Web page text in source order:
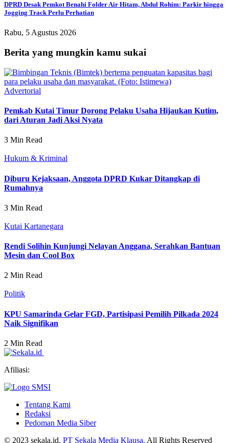
DPRD Desak Pemkot Benahi Folder Air Hitam, Abdul Rohim: Parkir hingga
Jogging Track Perlu Perhatian
Rabu, 5 Agustus 2026
Berita yang mungkin kamu sukai
Advertorial
Pemkab Kutai Timur Dorong Pelaku Usaha Hijaukan Kutim,
dari Aturan Jadi Aksi Nyata
3 Min Read
Hukum & Kriminal
Diburu Kejaksaan, Anggota DPRD Kukar Ditangkap di
Rumahnya
3 Min Read
Kutai Kartanegara
Rendi Solihin Kunjungi Nelayan Anggana, Serahkan Bantuan
Mesin dan Cool Box
2 Min Read
Politik
KPU Samarinda Gelar FGD, Partisipasi Pemilih Pilkada 2024
Naik Signifikan
2 Min Read
Afiliasi:
Tentang Kami
Redaksi
Pedoman Media Siber
© 2023 sekala.id. PT Sekala Media Klausa. All Rights Reserved